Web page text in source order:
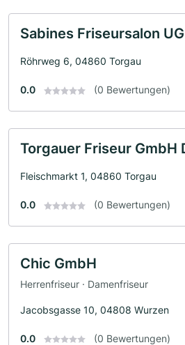
Sabines Friseursalon UG
Röhrweg 6, 04860 Torgau
0.0 (0 Bewertungen)
Torgauer Friseur GmbH
Fleischmarkt 1, 04860 Torgau
0.0 (0 Bewertungen)
Chic GmbH
Herrenfriseur · Damenfriseur
Jacobsgasse 10, 04808 Wurzen
0.0 (0 Bewertungen)